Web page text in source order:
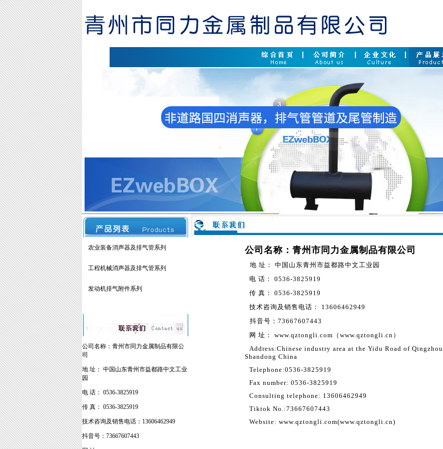
农业装备消声器及排气管系列
工程机械消声器及排气管系列
发动机排气附件系列
公司名称：青州市同力金属制品有限公
司
地 址： 中国山东青州市益都路中文工业
园
电 话： 0536-3825919
传 真： 0536-3825919
技术咨询及销售电话：13606462949
抖音号：73667607443
公司名称：青州市同力金属制品有限公司
地 址： 中国山东青州市益都路中文工业园
电 话： 0536-3825919
传 真： 0536-3825919
技术咨询及销售电话： 13606462949
抖音号：73667607443
网 址： www.qztongli.com（www.qztongli.cn）
Address:Chinese industry area at the Yidu Road of Qingzhou
Shandong China
Telephone:0536-3825919
Fax number: 0536-3825919
Consulting telephone: 13606462949
Tiktok No.:73667607443
Website: www.qztongli.com(www.qztongli.cn)